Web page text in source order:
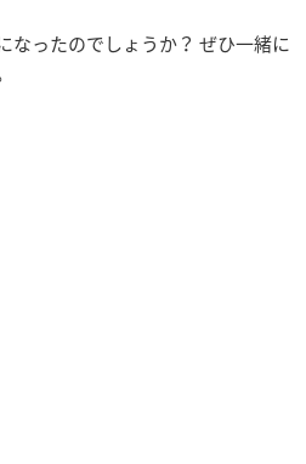
なったのでしょうか？ ぜひ一緒に